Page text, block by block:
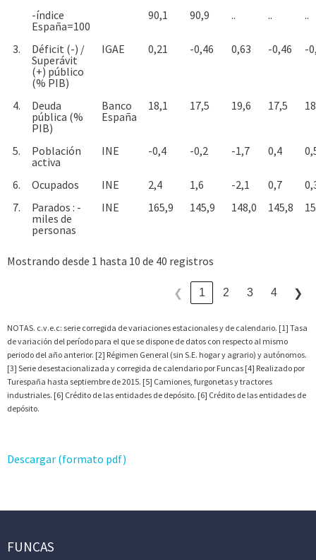
-índice
España=100
90,1 90,9 .. .. ..
3.
Déficit (-) /
Superávit
(+) público
(% PIB)
IGAE 0,21 -0,46 0,63 -0,46 -
4.
Deuda
pública (%
PIB)
Banco
España
18,1 17,5 19,6 17,5
5.
Población
activa
INE -0,4 -0,2 -1,7 0,4
6. Ocupados INE 2,4 1,6 -2,1 0,7
7.
Parados : -
miles de
personas
INE 165,9 145,9 148,0 145,8
Mostrando desde 1 hasta 10 de 40 registros
❮ 1 2 3 4 ❯
NOTAS. c.v.e.c: serie corregida de variaciones estacionales y de calendario. [1] Tasa
de variación del período para el que se dispone de datos con respecto al mismo
periodo del año anterior. [2] Régimen General (sin S.E. hogar y agrario) y autónomos.
[3] Serie desestacionalizada y corregida de calendario por Funcas [4] Realizado por
Turespaña hasta septiembre de 2015. [5] Camiones, furgonetas y tractores
industriales. [6] Crédito de las entidades de depósito. [6] Crédito de las entidades de
depósito.
Descargar (formato pdf)
FUNCAS